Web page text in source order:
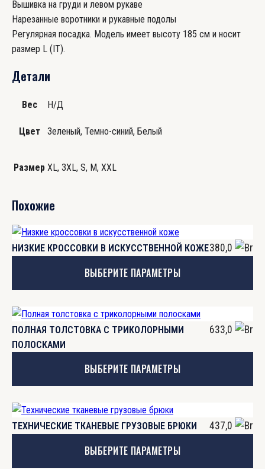
Вышивка на груди и левом рукаве
Нарезанные воротники и рукавные подолы
Регулярная посадка. Модель имеет высоту 185 см и носит
размер L (IT).
Детали
Вес Н/Д
Цвет Зеленый, Темно-синий, Белый
Размер XL, 3XL, S, M, XXL
Похожие
НИЗКИЕ КРОССОВКИ В ИСКУССТВЕННОЙ КОЖЕ380,0
ВЫБЕРИТЕ ПАРАМЕТРЫ
Этот
товар
вариаций.
Опции
можно
выбрать
на
ПОЛНАЯ ТОЛСТОВКА С ТРИКОЛОРНЫМИ
ПОЛОСКАМИ
633,0
ВЫБЕРИТЕ ПАРАМЕТРЫ
Этот
товар
имеет
Опции
можно
выбрать
на
ТЕХНИЧЕСКИЕ ТКАНЕВЫЕ ГРУЗОВЫЕ БРЮКИ 437,0
ВЫБЕРИТЕ ПАРАМЕТРЫ
Этот
товар